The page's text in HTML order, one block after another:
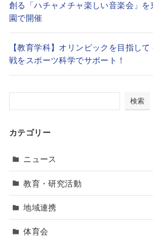
創る「ハチャメチャ楽しい音楽会」を
園で開催
【教育学科】オリンピックを目指し
戦をスポーツ科学でサポート！
検索
カテゴリー
ニュース
教育・研究活動
地域連携
体育会